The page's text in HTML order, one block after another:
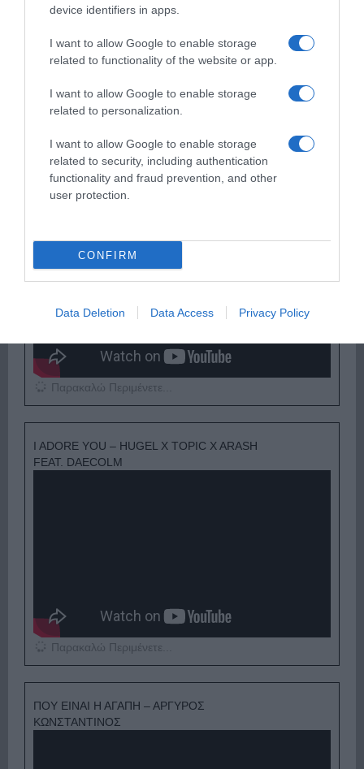
device identifiers in apps.
I want to allow Google to enable storage
related to functionality of the website or app.
I want to allow Google to enable storage
related to personalization.
I want to allow Google to enable storage
related to security, including authentication
functionality and fraud prevention, and other
user protection.
CONFIRM
Data Deletion Data Access Privacy Policy
ΟΠΟΥ ΚΙ ΑΝ ΠΑΣ – ΟΙΚΟΝΟΜΟΠΟΥΛΟΣ
ΝΙΚΟΣ
Παρακαλώ Περιμένετε...
I ADORE YOU – HUGEL X TOPIC X ARASH
FEAT. DAECOLM
Παρακαλώ Περιμένετε...
ΠΟΥ ΕΙΝΑΙ Η ΑΓΑΠΗ – ΑΡΓΥΡΟΣ
ΚΩΝΣΤΑΝΤΙΝΟΣ